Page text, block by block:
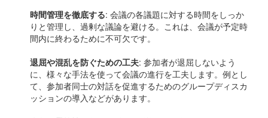
時間管理を徹底する: 会議の各議題に対する時間をしっか
りと管理し、過剰な議論を避ける。これは、会議が予定時
間内に終わるために不可欠です。
退屈や混乱を防ぐための工夫: 参加者が退屈しないよう
に、様々な手法を使って会議の進行を工夫します。例とし
て、参加者同士の対話を促進するためのグループディスカ
ッションの導入などがあります。